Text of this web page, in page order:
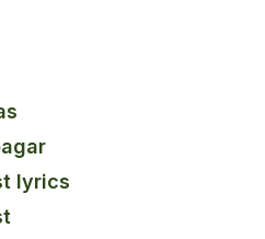
lyrics